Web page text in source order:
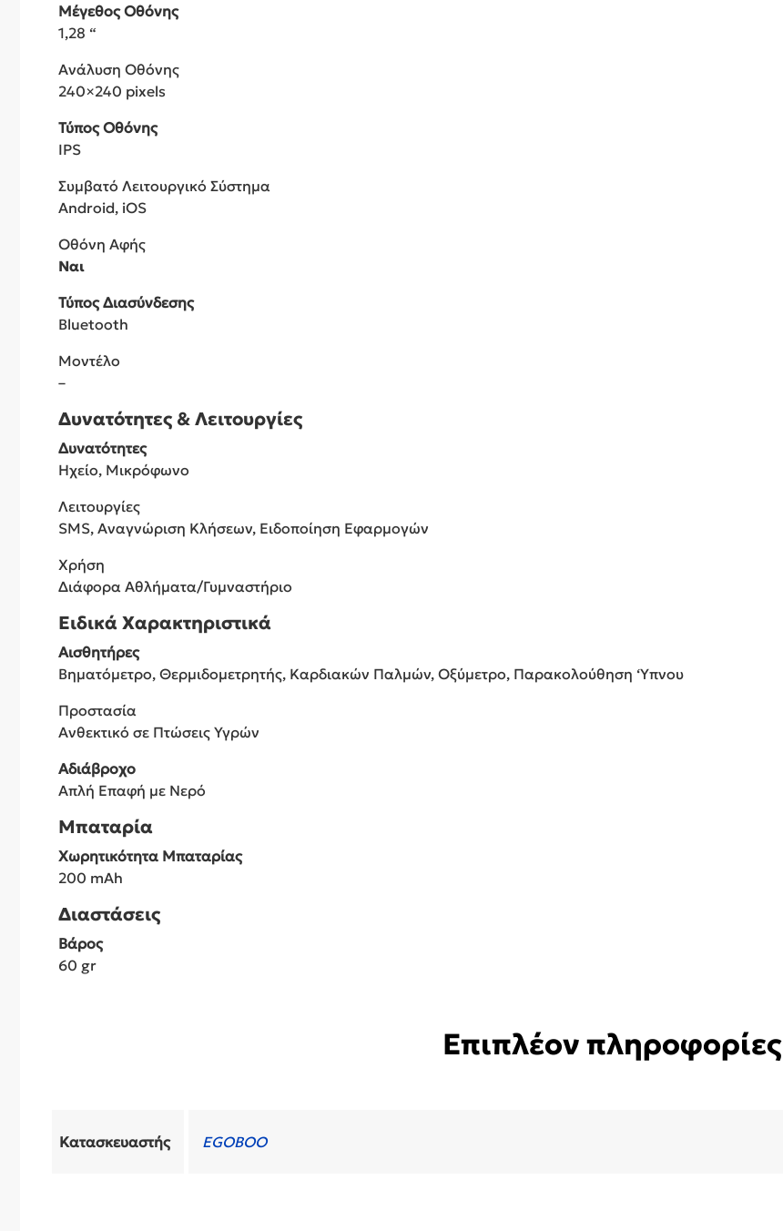
Μέγεθος Οθόνης
1,28 “
Ανάλυση Οθόνης
240×240 pixels
Τύπος Οθόνης
IPS
Συμβατό Λειτουργικό Σύστημα
Android, iOS
Οθόνη Αφής
Ναι
Τύπος Διασύνδεσης
Bluetooth
Μοντέλο
–
Δυνατότητες & Λειτουργίες
Δυνατότητες
Ηχείο, Μικρόφωνο
Λειτουργίες
SMS, Αναγνώριση Κλήσεων, Ειδοποίηση Εφαρμογών
Χρήση
Διάφορα Αθλήματα/Γυμναστήριο
Ειδικά Χαρακτηριστικά
Αισθητήρες
Βηματόμετρο, Θερμιδομετρητής, Καρδιακών Παλμών, Οξύμετρο, Παρακολούθηση ‘Υπνου
Προστασία
Ανθεκτικό σε Πτώσεις Υγρών
Αδιάβροχο
Απλή Επαφή με Νερό
Μπαταρία
Χωρητικότητα Μπαταρίας
200 mAh
Διαστάσεις
Βάρος
60 gr
Επιπλέον πληροφορίες
Κατασκευαστής EGOBOO